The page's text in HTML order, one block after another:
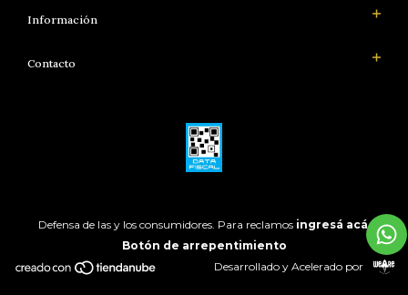
Información
Contacto
Defensa de las y los consumidores. Para reclamos ingresá acá.
Botón de arrepentimiento
Desarrollado y Acelerado por